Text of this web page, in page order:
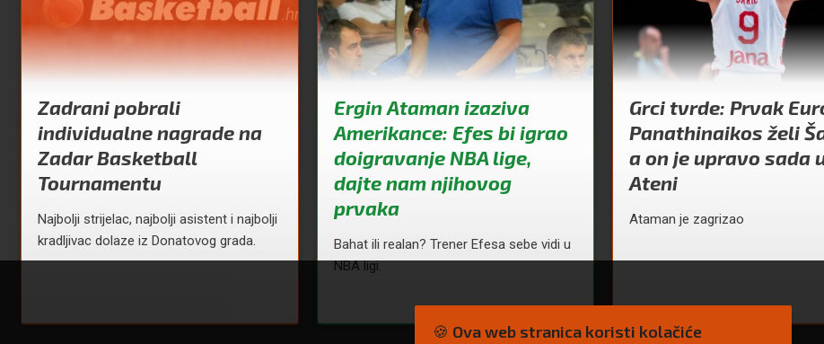
Zadrani pobrali
individualne nagrade na
Zadar Basketball
Tournamentu
Najbolji strijelac, najbolji asistent i najbolji
kradljivac dolaze iz Donatovog grada.
Ergin Ataman izaziva
Amerikance: Efes bi igrao
doigravanje NBA lige,
dajte nam njihovog
prvaka
Bahat ili realan? Trener Efesa sebe vidi u
NBA ligi.
Grci tvrde: Prvak
Panathinaikos želi
a on je upravo sada
Ateni
Ataman je zagrizao
🍪 Ova web stranica koristi kolačiće